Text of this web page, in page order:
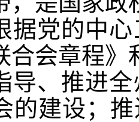
据党的中
合会章程》
导、推进
的建设；